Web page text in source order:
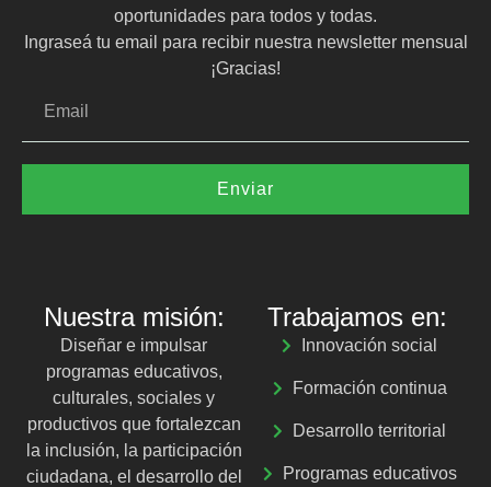
oportunidades para todos y todas.
Ingraseá tu email para recibir nuestra newsletter mensual
¡Gracias!
Enviar
Nuestra misión:
Diseñar e impulsar
programas educativos,
culturales, sociales y
productivos que fortalezcan
la inclusión, la participación
ciudadana, el desarrollo del
Trabajamos en:
Innovación social
Formación continua
Desarrollo territorial
Programas educativos